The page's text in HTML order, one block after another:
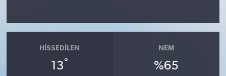
HISSEDILEN
13°
NEM
%65